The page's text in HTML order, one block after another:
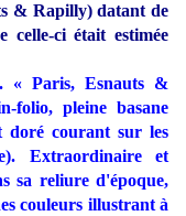
& Rapilly) datant de
celle-ci était estimée
. « Paris, Esnauts &
folio, pleine basane
doré courant sur les
Extraordinaire et
sa reliure d'époque,
couleurs illustrant à